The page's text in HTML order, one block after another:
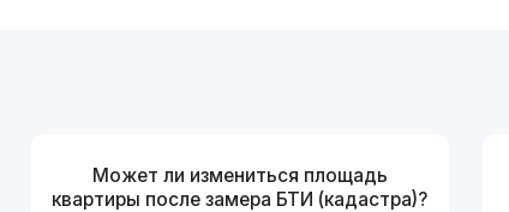
Может ли измениться площадь
квартиры после замера БТИ (кадастра)?